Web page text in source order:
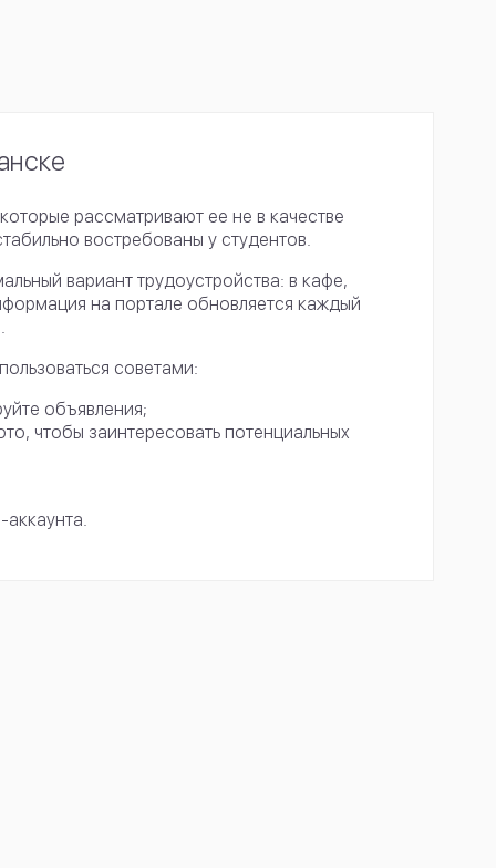
рассматривают ее не в качестве
востребованы у студентов.
вариант трудоустройства: в кафе,
на портале обновляется каждый
советами:
объявления;
чтобы заинтересовать потенциальных